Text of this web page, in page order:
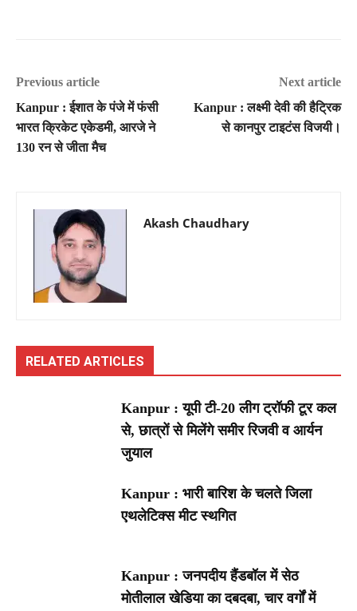
Previous article
Kanpur : ईशात के पंजे में फंसी
भारत क्रिकेट एकेडमी, आरजे ने
130 रन से जीता मैच
Next article
Kanpur : लक्ष्मी देवी की हैट्रिक
से कानपुर टाइटंस विजयी।
Akash Chaudhary
RELATED ARTICLES
Kanpur : यूपी टी-20 लीग ट्रॉफी टूर कल
से, छात्रों से मिलेंगे समीर रिजवी व आर्यन
जुयाल
Kanpur : भारी बारिश के चलते जिला
एथलेटिक्स मीट स्थगित
Kanpur : जनपदीय हैंडबॉल में सेठ
मोतीलाल खेडिया का दबदबा, चार वर्गों में